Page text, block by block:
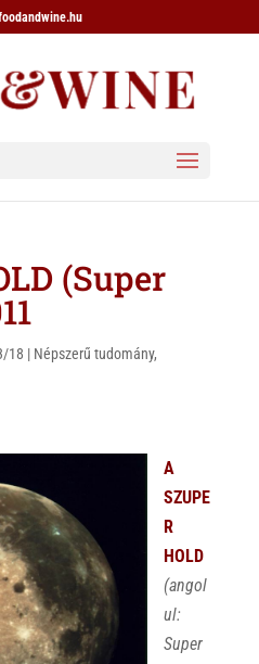
(Super
18 | Népszerű tudomány,
A
SZUPE
R
HOLD
(angol
ul:
Super